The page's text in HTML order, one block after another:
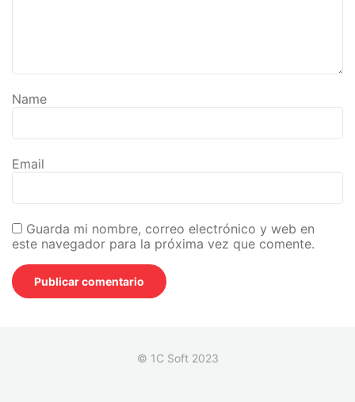
Name
Email
Guarda mi nombre, correo electrónico y web en
este navegador para la próxima vez que comente.
© 1C Soft 2023